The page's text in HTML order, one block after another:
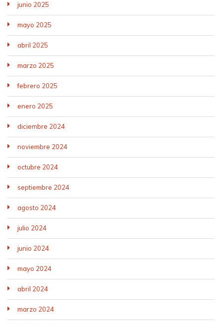
junio 2025
mayo 2025
abril 2025
marzo 2025
febrero 2025
enero 2025
diciembre 2024
noviembre 2024
octubre 2024
septiembre 2024
agosto 2024
julio 2024
junio 2024
mayo 2024
abril 2024
marzo 2024